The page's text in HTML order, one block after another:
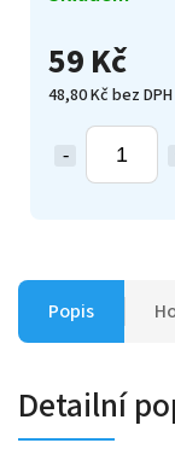
59 Kč
48,80 Kč bez DPH
Popis
Detailní